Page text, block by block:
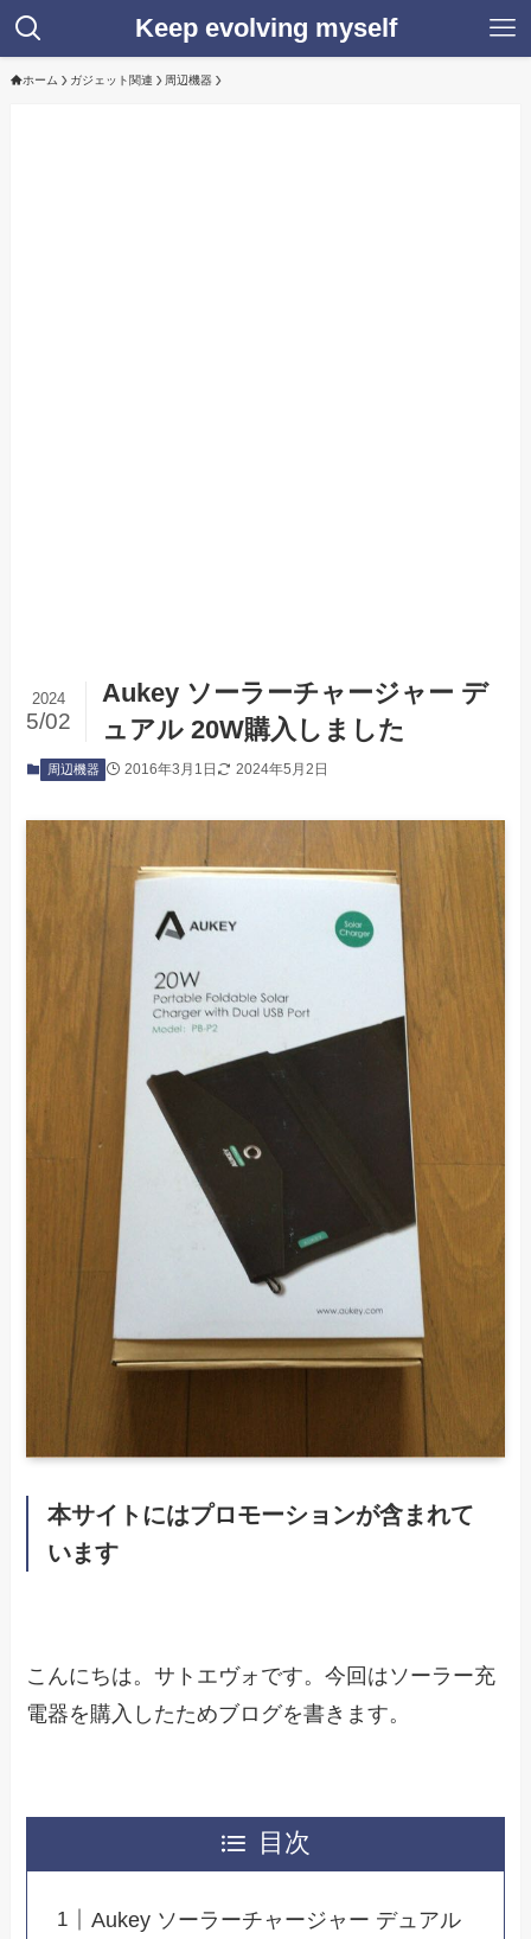
Keep evolving myself
ホーム ガジェット関連 周辺機器
Aukey ソーラーチャージャー デ
ュアル 20W購入しました
2024
5/02
周辺機器 2016年3月1日 2024年5月2日
本サイトにはプロモーションが含まれて
います
こんにちは。サトエヴォです。今回はソーラー充
電器を購入したためブログを書きます。
目次
Aukey ソーラーチャージャー デュアル